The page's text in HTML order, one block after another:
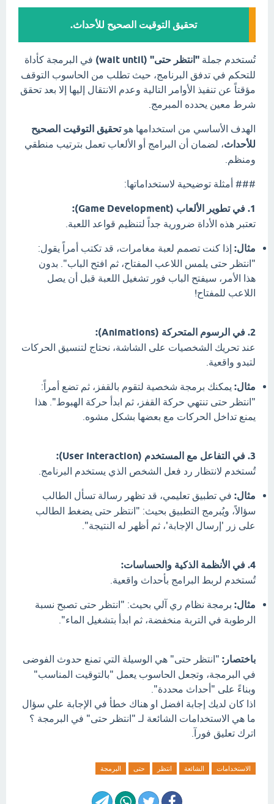
تحقيق التوقيت الصحيح للأحداث.
تُستخدم جملة "انتظر حتى" (wait until)
في البرمجة كأداة
للتحكم في تدفق البرنامج، حيث تطلب من الحاسوب التوقف
مؤقتاً عن تنفيذ الأوامر التالية وعدم الانتقال إليها إلا بعد تحقق
شرط معين يحدده المبرمج.
الهدف الأساسي من استخدامها هوتحقيق التوقيت الصحيح
للأحداث، لضمان أن البرامج أو الألعاب تعمل بترتيب منطقي
ومنظم.
### أمثلة توضيحية لاستخداماتها:
1. في تطوير الألعاب (Game Development):
تعتبر هذه الأداة ضرورية جداً لتنظيم قواعد اللعبة.
مثال: إذا كنت تصمم لعبة مغامرات، قد تكتب أمراً يقول:
"انتظر حتى يلمس اللاعب المفتاح، ثم افتح الباب". بدون
هذا الأمر، سيفتح الباب فور تشغيل اللعبة قبل أن يصل
اللاعب للمفتاح!
2. في الرسوم المتحركة (Animations):
عند تحريك الشخصيات على الشاشة، نحتاج لتنسيق الحركات
لتبدو واقعية.
مثال: يمكنك برمجة شخصية لتقوم بالقفز، ثم تضع أمراً:
"انتظر حتى تنتهي حركة القفز، ثم ابدأ حركة الهبوط". هذا
يمنع تداخل الحركات مع بعضها بشكل مشوه.
3. في التفاعل مع المستخدم (User Interaction):
تُستخدم لانتظار رد فعل الشخص الذي يستخدم البرنامج.
مثال: في تطبيق تعليمي، قد تظهر رسالة تسأل الطالب
سؤالاً، ويُبرمج التطبيق بحيث: "انتظر حتى يضغط الطالب
على زر 'إرسال الإجابة'، ثم أظهر له النتيجة".
4. في الأنظمة الذكية والحساسات:
تُستخدم لربط البرامج بأحداث واقعية.
مثال: برمجة نظام ري آلي بحيث: "انتظر حتى تصبح نسبة
الرطوبة في التربة منخفضة، ثم ابدأ بتشغيل الماء".
باختصار: "انتظر حتى" هي الوسيلة التي تمنع حدوث الفوضى
في البرمجة، وتجعل الحاسوب يعمل "بالتوقيت المناسب"
وبناءً على "أحداث محددة".
اذا كان لديك إجابة افضل او هناك خطأ في الإجابة علي سؤال
ما هي الاستخدامات الشائعة لـ "انتظر حتى" في البرمجة ؟
اترك تعليق فورآ.
الاستخدامات الشائعة انتظر حتى البرمجة